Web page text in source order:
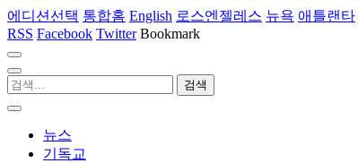
에디션선택 통합홈 English 로스엔젤레스 뉴욕 애틀랜타
RSS Facebook Twitter Bookmark
뉴스
기독교